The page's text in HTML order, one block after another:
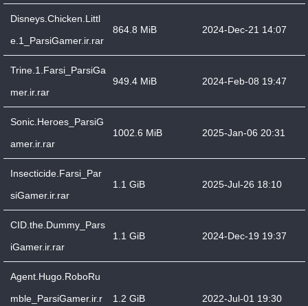
Disneys.Chicken.Littl
e.1_ParsiGamer.ir.rar
864.8 MiB 2024-Dec-21 14:07
Trine.1.Farsi_ParsiGa
mer.ir.rar
949.4 MiB 2024-Feb-08 19:47
Sonic.Heroes_ParsiG
amer.ir.rar
1002.6 MiB 2025-Jan-06 20:31
Insecticide.Farsi_Par
siGamer.ir.rar
1.1 GiB 2025-Jul-26 18:10
CID.the.Dummy_Pars
iGamer.ir.rar
1.1 GiB 2024-Dec-19 19:37
Agent.Hugo.RoboRu
mble_ParsiGamer.ir.r
1.2 GiB 2022-Jul-01 19:30